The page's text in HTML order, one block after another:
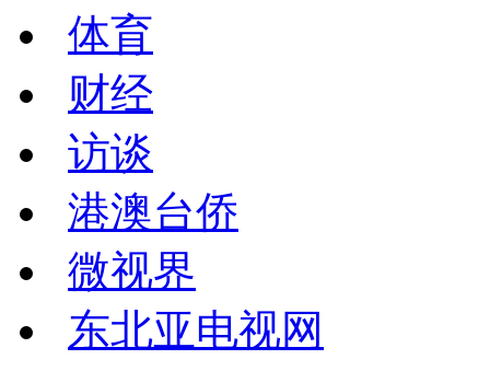
体育
财经
访谈
港澳台侨
微视界
东北亚电视网